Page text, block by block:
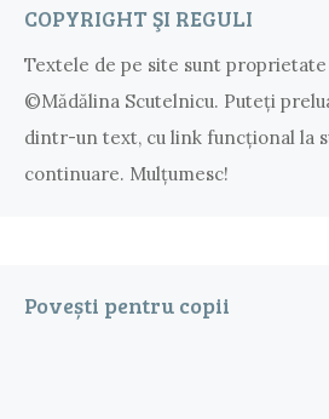
COPYRIGHT ŞI REGULI
Textele de pe site sunt
©Mădălina Scutelnicu. Puteţi
dintr-un text, cu link funcţional la
continuare. Mulțumesc!
Povești pentru copii